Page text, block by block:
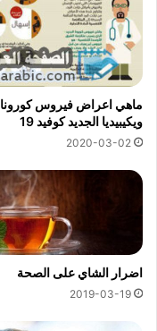
ماهي اعراض فيروس كورونا
ويكيبيديا الجديد كوفيد 19
2020-03-02
اضرار الشاي على الصحة
2019-03-19